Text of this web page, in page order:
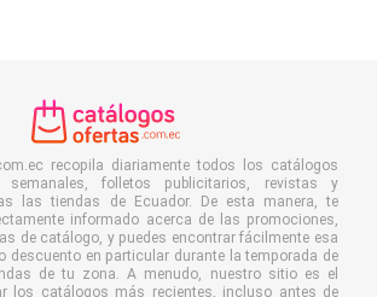
recopila diariamente todos los catálogos
semanales, folletos publicitarios, revistas y
las tiendas de Ecuador. De esta manera, te
informado acerca de las promociones,
de catálogo, y puedes encontrar fácilmente esa
descuento en particular durante la temporada de
de tu zona. A menudo, nuestro sitio es el
los catálogos más recientes, incluso antes de